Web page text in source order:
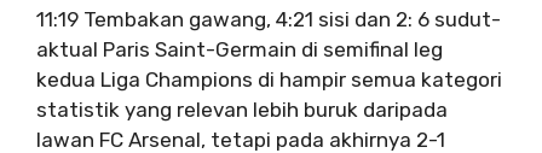
11:19 Tembakan gawang, 4:21 sisi dan 2: 6 sudut-
aktual Paris Saint-Germain di semifinal leg
kedua Liga Champions di hampir semua kategori
statistik yang relevan lebih buruk daripada
lawan FC Arsenal, tetapi pada akhirnya 2-1